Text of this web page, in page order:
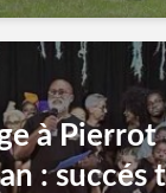
à Pierrot
: succés